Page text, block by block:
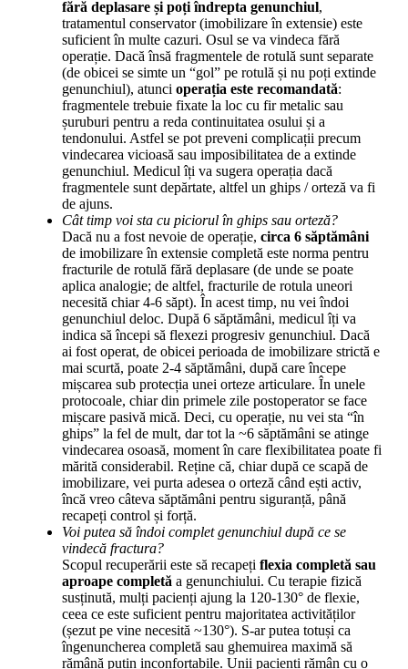
fără deplasare și poți îndrepta genunchiul,
tratamentul conservator (imobilizare în extensie) este
suficient în multe cazuri. Osul se va vindeca fără
operație. Dacă însă fragmentele de rotulă sunt separate
(de obicei se simte un “gol” pe rotulă și nu poți extinde
genunchiul), atunci operația este recomandată:
fragmentele trebuie fixate la loc cu fir metalic sau
șuruburi pentru a reda continuitatea osului și a
tendonului. Astfel se pot preveni complicații precum
vindecarea vicioasă sau imposibilitatea de a extinde
genunchiul. Medicul îți va sugera operația dacă
fragmentele sunt depărtate, altfel un ghips / orteză va fi
de ajuns.
Cât timp voi sta cu piciorul în ghips sau orteză?
Dacă nu a fost nevoie de operație, circa 6 săptămâni
de imobilizare în extensie completă este norma pentru
fracturile de rotulă fără deplasare (de unde se poate
aplica analogie; de altfel, fracturile de rotula uneori
necesită chiar 4-6 săpt). În acest timp, nu vei îndoi
genunchiul deloc. După 6 săptămâni, medicul îți va
indica să începi să flexezi progresiv genunchiul. Dacă
ai fost operat, de obicei perioada de imobilizare strictă e
mai scurtă, poate 2-4 săptămâni, după care începe
mișcarea sub protecția unei orteze articulare. În unele
protocoale, chiar din primele zile postoperator se face
mișcare pasivă mică. Deci, cu operație, nu vei sta “în
ghips” la fel de mult, dar tot la ~6 săptămâni se atinge
vindecarea osoasă, moment în care flexibilitatea poate fi
mărită considerabil. Reține că, chiar după ce scapă de
imobilizare, vei purta adesea o orteză când ești activ,
încă vreo câteva săptămâni pentru siguranță, până
recapeți control și forță.
Voi putea să îndoi complet genunchiul după ce se
vindecă fractura?
Scopul recuperării este să recapeți flexia completă sau
aproape completă a genunchiului. Cu terapie fizică
susținută, mulți pacienți ajung la 120-130° de flexie,
ceea ce este suficient pentru majoritatea activităților
(șezut pe vine necesită ~130°). S-ar putea totuși ca
îngenuncherea completă sau ghemuirea maximă să
rămână puțin inconfortabile. Unii pacienți rămân cu o